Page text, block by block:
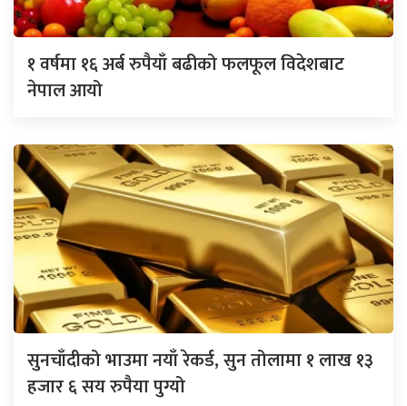
१ वर्षमा १६ अर्ब रुपैयाँ बढीको फलफूल विदेशबाट
नेपाल आयो
सुनचाँदीको भाउमा नयाँ रेकर्ड, सुन तोलामा १ लाख १३
हजार ६ सय रुपैया पुग्यो